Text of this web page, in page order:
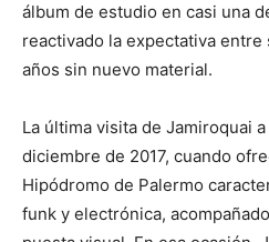
álbum de estudio en casi una
reactivado la expectativa
años sin nuevo material.
La última visita de Jamiroquai
diciembre de 2017, cuando
Hipódromo de Palermo
funk y electrónica,